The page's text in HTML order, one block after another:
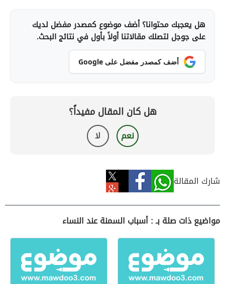
هل يعجبك محتوانا؟ أضف موضوع كمصدر مفضل لديك
على جوجل لتصلك مقالاتنا أولاً بأول في نتائج البحث.
أضف كمصدر مفضل على Google
هل كان المقال مفيداً؟
نعم لا
شارك المقالة
مواضيع ذات صلة بـ : أسباب السمنة عند النساء